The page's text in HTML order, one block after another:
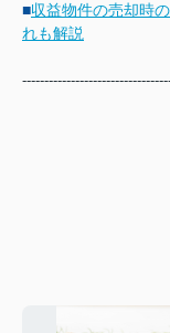
■収益物件の売却時
れも解説